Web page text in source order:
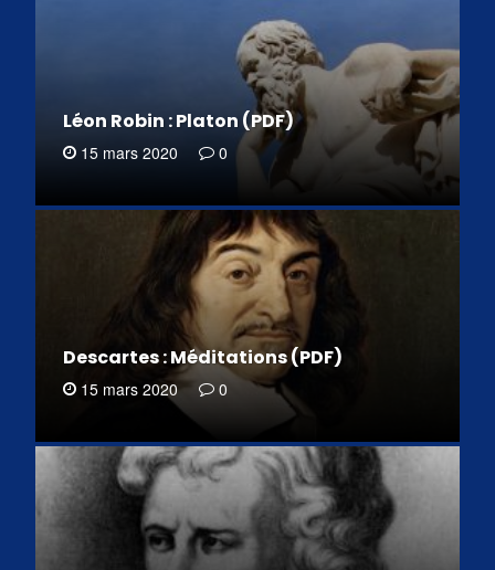
Léon Robin : Platon (PDF)
15 mars 2020 0
Descartes : Méditations (PDF)
15 mars 2020 0